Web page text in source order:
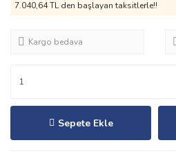
7.040,64 TL den başlayan taksitlerle!!
Kargo bedava
Sepete Ekle